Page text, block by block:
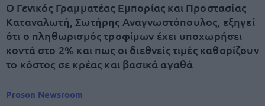
Ο Γενικός Γραμματέας Εμπορίας και Προστασίας
Καταναλωτή, Σωτήρης Αναγνωστόπουλος, εξηγεί
ότι ο πληθωρισμός τροφίμων έχει υποχωρήσει
κοντά στο 2% και πως οι διεθνείς τιμές καθορίζουν
το κόστος σε κρέας και βασικά αγαθά
Proson Newsroom